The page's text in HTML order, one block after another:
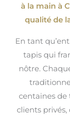
à la main à
qualité de
En tant
tapis qui
nôtre.
centaines de
clients